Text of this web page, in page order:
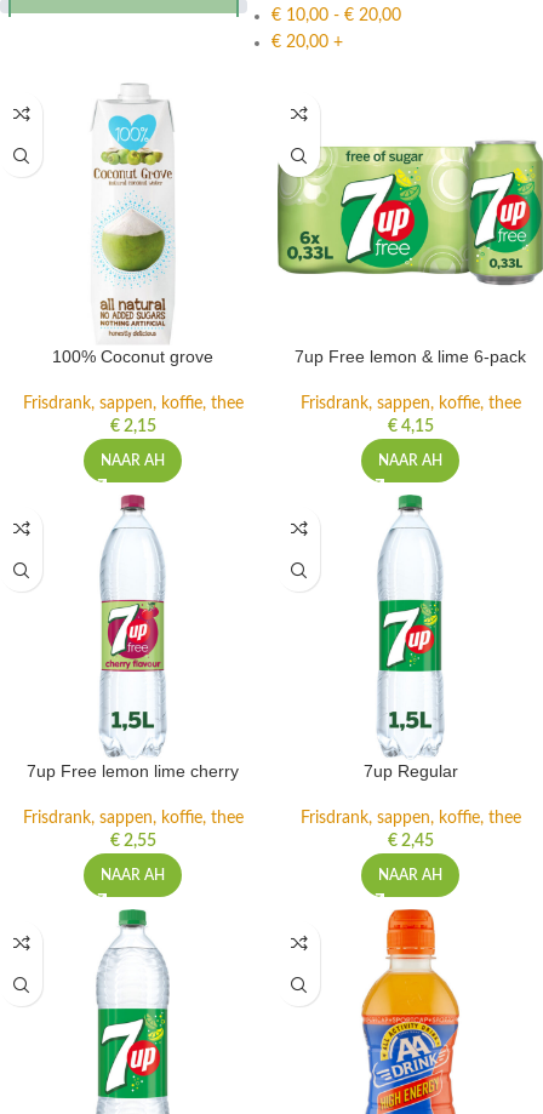
€ 10,00 - € 20,00
€ 20,00 +
100% Coconut grove
Frisdrank, sappen, koffie, thee
€2,15
NAAR AH
7up Free lemon & lime 6-pack
Frisdrank, sappen, koffie, thee
€4,15
NAAR AH
7up Free lemon lime cherry
Frisdrank, sappen, koffie, thee
€2,55
NAAR AH
7up Regular
Frisdrank, sappen, koffie, thee
€2,45
NAAR AH